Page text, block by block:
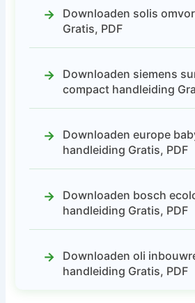
Downloaden solis
Gratis, PDF
Downloaden siemens
compact handleiding
Downloaden europe
handleiding Gratis, PDF
Downloaden bosch
handleiding Gratis, PDF
Downloaden oli
handleiding Gratis, PDF